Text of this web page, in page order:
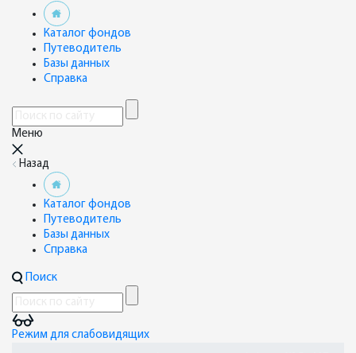
Каталог фондов
Путеводитель
Базы данных
Справка
Меню
Назад
Каталог фондов
Путеводитель
Базы данных
Справка
Поиск
Режим для слабовидящих